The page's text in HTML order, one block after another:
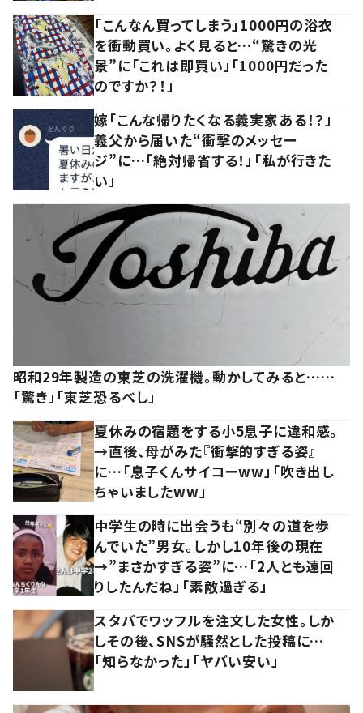
「こんなん買ってしまう」1000円の浴衣
を衝動買い。よく見ると…“驚きの光
景”に「これは即買い」「1000円だった
のですか？！」
嫁「こんな帰りたくなる義実家ある！？」
義父から届いた“衝撃のメッセー
ジ”に…「絶対帰省する！」「私が行きた
い」
昭和29年製造の東芝の洗濯機。動かしてみると……
「驚き」「東芝恐るべし」
夏休みの宿題をする小5息子に違和感。
→直後、母がみた『衝撃的すぎる姿』
に…「息子くんサイコーww」「吹き出し
ちゃいましたww」
中学生の時に出会うも“別々の道を歩
んでいた”男女。しかし10年後の現在
→”まさかすぎる姿”に…「2人とも遠回
りしたんだね」「素敵過ぎる」
スタバでワッフルを注文した女性。しか
しその後、SNSが騒然とした投稿に…
「知らなかった」「ヤバい安い」